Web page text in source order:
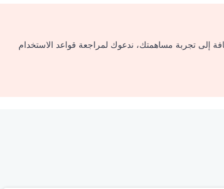
إلى تجربة مساهمتك، ندعوك لمراجعة قواعد الاستخدام